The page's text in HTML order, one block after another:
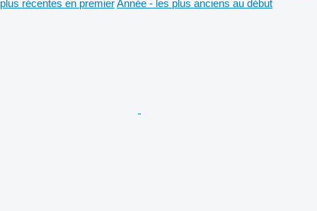
plus récentes en premierAnnée - les plus anciens au début